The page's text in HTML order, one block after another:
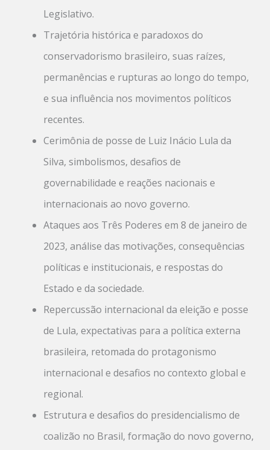
Legislativo.
Trajetória histórica e paradoxos do
conservadorismo brasileiro, suas raízes,
permanências e rupturas ao longo do tempo,
e sua influência nos movimentos políticos
recentes.
Cerimônia de posse de Luiz Inácio Lula da
Silva, simbolismos, desafios de
governabilidade e reações nacionais e
internacionais ao novo governo.
Ataques aos Três Poderes em 8 de janeiro de
2023, análise das motivações, consequências
políticas e institucionais, e respostas do
Estado e da sociedade.
Repercussão internacional da eleição e posse
de Lula, expectativas para a política externa
brasileira, retomada do protagonismo
internacional e desafios no contexto global e
regional.
Estrutura e desafios do presidencialismo de
coalizão no Brasil, formação do novo governo,